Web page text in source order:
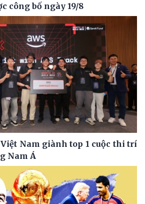
công bố ngày 19/8
Nam giành top 1 cuộc thi trí
Nam Á